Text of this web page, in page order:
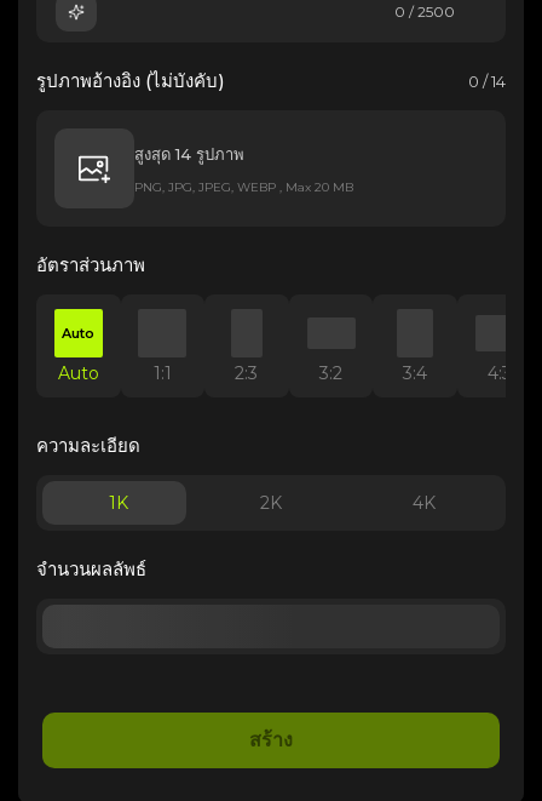
0 / 2500
รูปภาพอ้างอิง (ไม่บังคับ) 0 / 14
สูงสุด 14 รูปภาพ
PNG, JPG, JPEG, WEBP , Max 20 MB
อัตราส่วนภาพ
Auto
Auto 1:1 2:3 3:2 3:4 4:3
ความละเอียด
1K 2K 4K
จำนวนผลลัพธ์
สร้าง